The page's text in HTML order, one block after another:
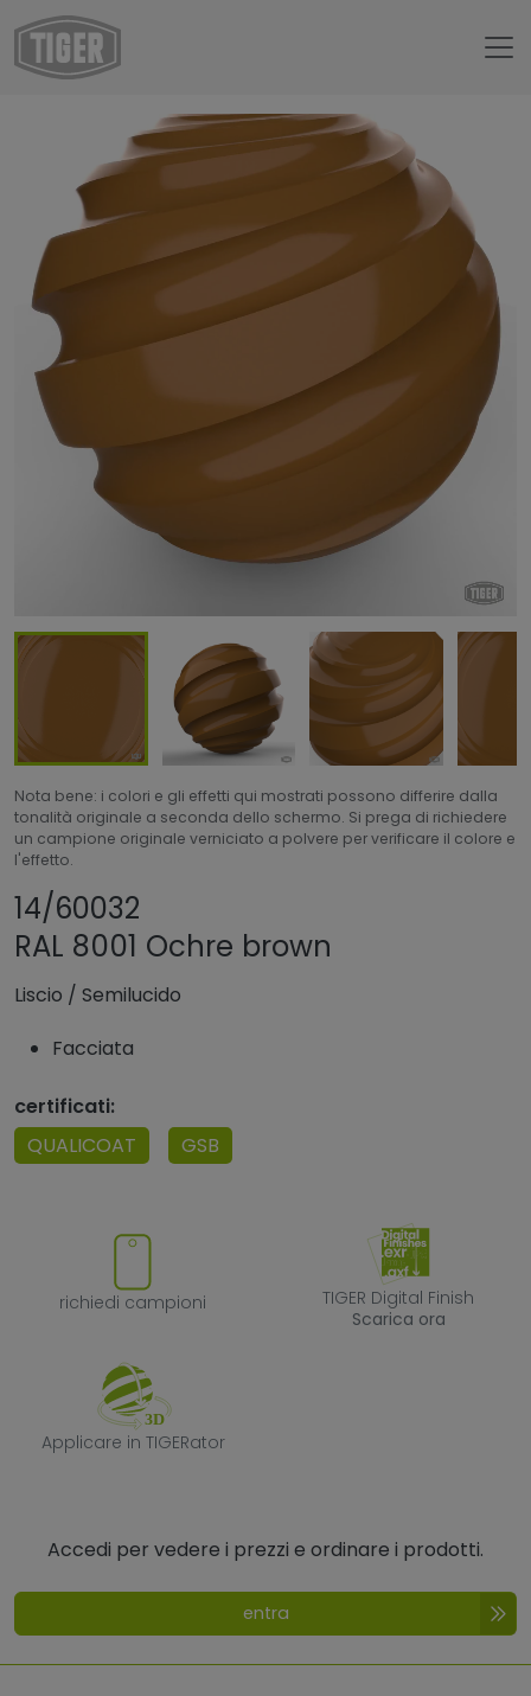
Webshop
14/60032 - RAL 8001 Ochre brown
Nota bene: i colori e gli effetti qui mostrati possono differire dalla
tonalità originale a seconda dello schermo. Si prega di richiedere
un campione originale verniciato a polvere per verificare il colore e
l'effetto.
14/60032
RAL 8001 Ochre brown
Liscio / Semilucido
Facciata
certificati:
QUALICOAT
GSB
richiedi campioni
richiedi campioni
TIGER Digital
TIGER Digital Finish
Scarica ora
Applicare in TIGERator
Applicare in TIGERator
Accedi per vedere i prezzi e ordinare i prodotti.
entra